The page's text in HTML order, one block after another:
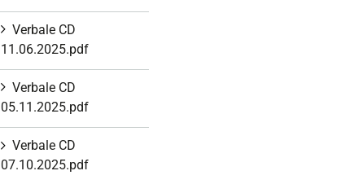
Verbale CD
11.06.2025.pdf
Verbale CD
05.11.2025.pdf
Verbale CD
07.10.2025.pdf